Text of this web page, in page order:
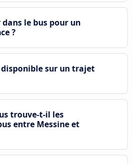
le bus pour un
?
sur un trajet
trouve-t-il les
entre Messine et